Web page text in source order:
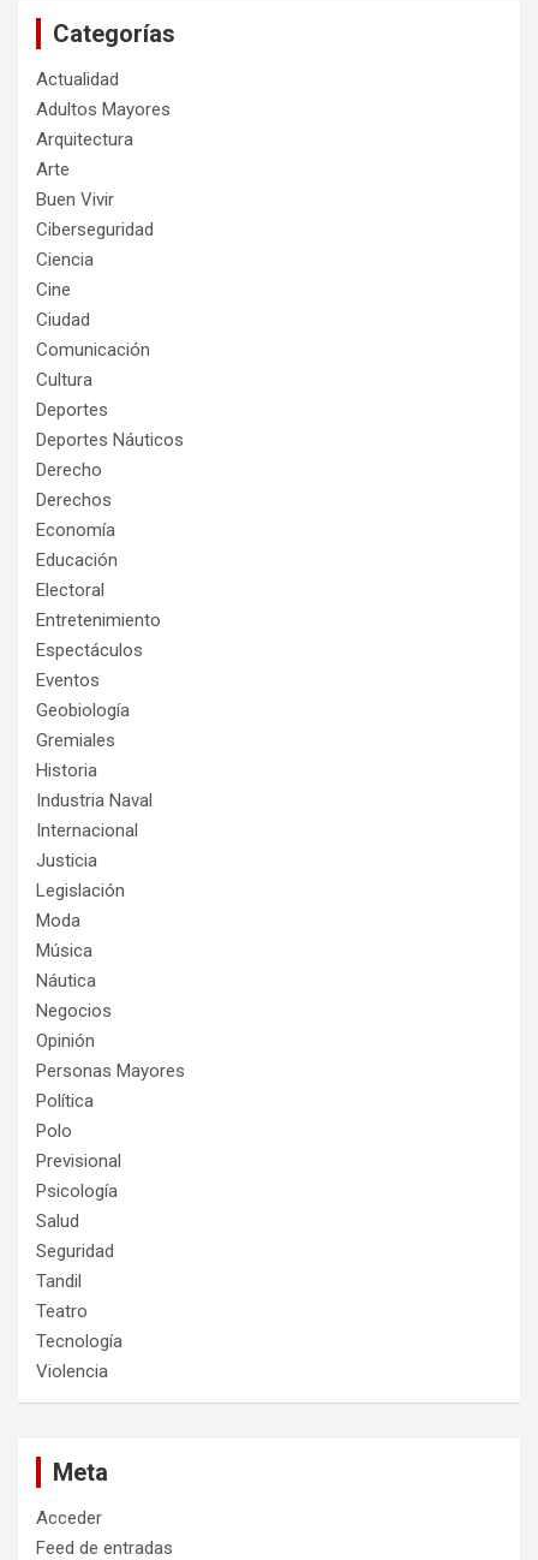
Categorías
Actualidad
Adultos Mayores
Arquitectura
Arte
Buen Vivir
Ciberseguridad
Ciencia
Cine
Ciudad
Comunicación
Cultura
Deportes
Deportes Náuticos
Derecho
Derechos
Economía
Educación
Electoral
Entretenimiento
Espectáculos
Eventos
Geobiología
Gremiales
Historia
Industria Naval
Internacional
Justicia
Legislación
Moda
Música
Náutica
Negocios
Opinión
Personas Mayores
Política
Polo
Previsional
Psicología
Salud
Seguridad
Tandil
Teatro
Tecnología
Violencia
Meta
Acceder
Feed de entradas